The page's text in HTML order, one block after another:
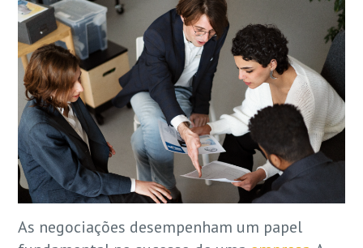
As negociações desempenham um papel